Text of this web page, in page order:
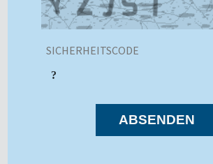
ABSENDEN